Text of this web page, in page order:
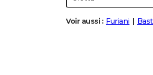
Voir aussi : Furiani